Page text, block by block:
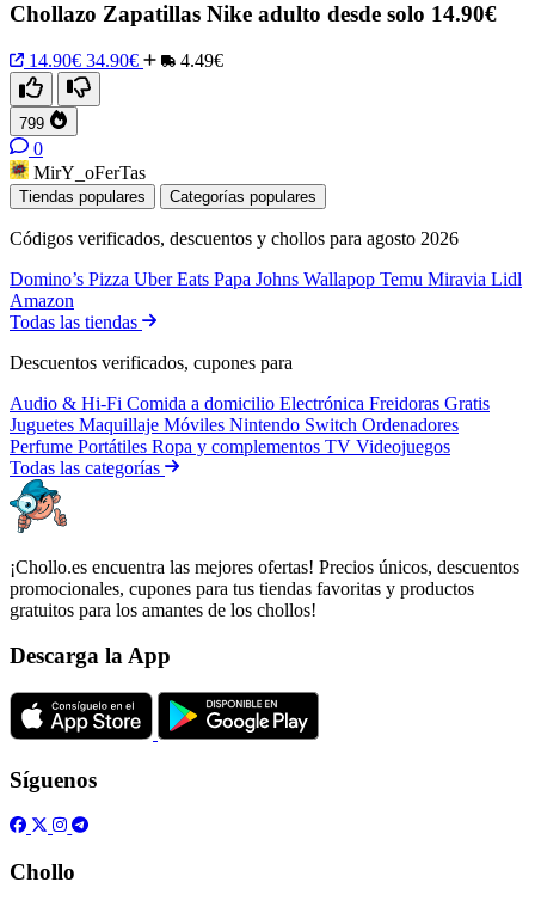
Chollazo Zapatillas Nike adulto desde solo 14.90€
14.90€ 34.90€ 4.49€
799
0
MirY_oFerTas
Tiendas populares Categorías populares
Códigos verificados, descuentos y chollos para agosto 2026
Domino’s Pizza Uber Eats Papa Johns Wallapop Temu Miravia Lidl
Amazon
Todas las tiendas
Descuentos verificados, cupones para
Audio & Hi-Fi Comida a domicilio Electrónica Freidoras Gratis
Juguetes Maquillaje Móviles Nintendo Switch Ordenadores
Perfume Portátiles Ropa y complementos TV Videojuegos
Todas las categorías
¡Chollo.es encuentra las mejores ofertas! Precios únicos, descuentos
promocionales, cupones para tus tiendas favoritas y productos
gratuitos para los amantes de los chollos!
Descarga la App
Síguenos
Chollo